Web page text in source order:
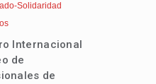
Solidaridad
Internacional
de
de